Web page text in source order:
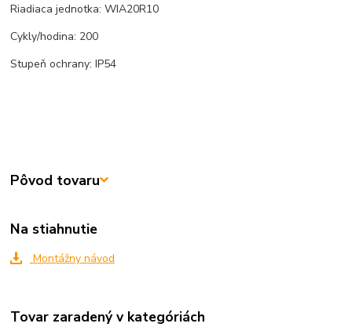
Riadiaca jednotka: WIA20R10
Cykly/hodina: 200
Stupeň ochrany: IP54
Pôvod tovaru
Na stiahnutie
Montážny návod
Tovar zaradený v kategóriách